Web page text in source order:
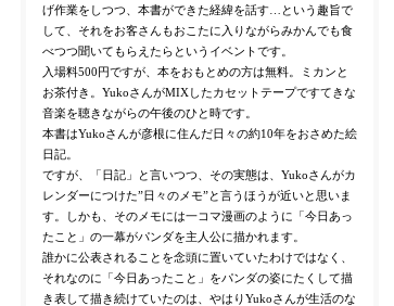
げ作業をしつつ、本書ができた経緯を話す…という趣旨で
して、それをお客さんもおこたに入りながらみかんでも食
べつつ聞いてもらえたらというイベントです。
入場料500円ですが、本をおもとめの方は無料。ミカンと
お茶付き。YukoさんがMIXしたカセットテープですてきな
音楽を聴きながらの午後のひと時です。
本書はYukoさんが彦根に住んだ日々の約10年をおさめた絵
日記。
ですが、「日記」と言いつつ、その実態は、Yukoさんがカ
レンダーにつけた”日々のメモ”と言うほうが近いと思いま
す。しかも、そのメモには一コマ漫画のように「今日あっ
たこと」の一幕がパンダを主人公に描かれます。
誰かに公表されることを念頭に置いていたわけではなく、
それなのに「今日あったこと」をパンダの姿にたくして描
き表して描き続けていたのは、やはりYukoさんが生活のな